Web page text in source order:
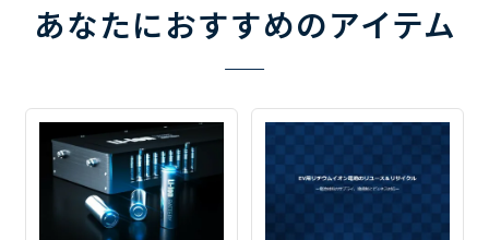
あなたにおすすめのアイテム